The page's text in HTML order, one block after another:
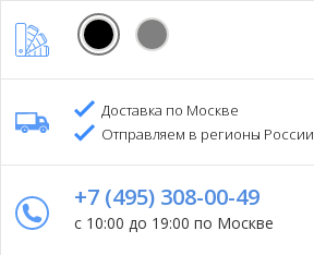
Доставка по Москве
Отправляем в регионы России
+7 (495) 308-00-49
с 10:00 до 19:00 по Москве